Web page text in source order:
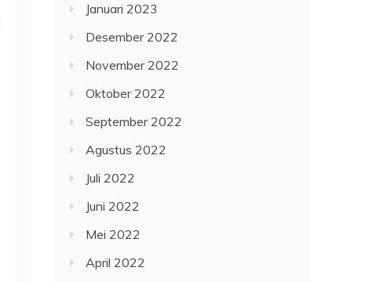
Januari 2023
Desember 2022
November 2022
Oktober 2022
September 2022
Agustus 2022
Juli 2022
Juni 2022
Mei 2022
April 2022